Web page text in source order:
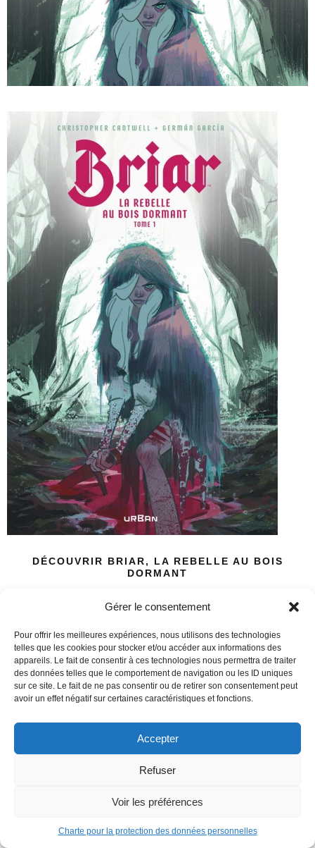
Gérer le consentement
Pour offrir les meilleures expériences, nous utilisons des technologies
telles que les cookies pour stocker et/ou accéder aux informations des
appareils. Le fait de consentir à ces technologies nous permettra de traiter
des données telles que le comportement de navigation ou les ID uniques
sur ce site. Le fait de ne pas consentir ou de retirer son consentement peut
avoir un effet négatif sur certaines caractéristiques et fonctions.
Accepter
Refuser
Voir les préférences
Charte pour la protection des données personnelles
DÉCOUVRIR BRIAR, LA REBELLE AU BOIS
DORMANT
Cent ans après être tombée dans un profond sommeil, Briar
son ancien époux tyrannique a laissé leur royaume sombrer
dans la misère et le chaos. Accablée par les trahisons, les
lourdes prophéties, et un corps meurtri, Briar et sa bande de
marginaux devront trouver la force de survivre sur ces terres
désolées où la magie se meurt. Guidés par un ardent désir
de vengeance, Briar et son peuple finiront-t-ils seulement
par trouver la paix et à vivre heureux ?
Découvrir
Justice League Vs Godzilla vs Kong